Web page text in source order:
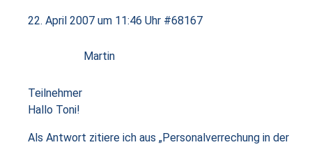
22. April 2007 um 11:46 Uhr #68167
Martin
Teilnehmer
Hallo Toni!
Als Antwort zitiere ich aus „Personalverrechung in der